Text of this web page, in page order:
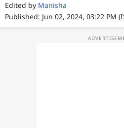
गेमिंग
Edited by Manisha
Published: Jun 02, 2024, 03:22 PM